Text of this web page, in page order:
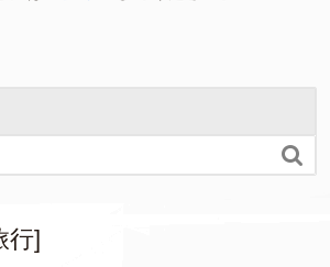

行]